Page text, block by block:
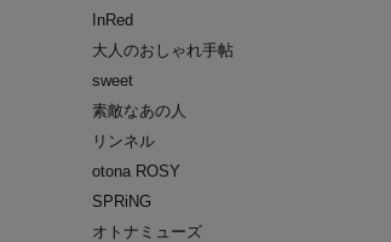
InRed
大人のおしゃれ手帖
sweet
素敵なあの人
リンネル
otona ROSY
SPRiNG
オトナミューズ